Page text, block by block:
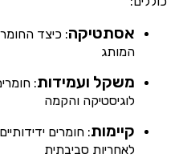
אסתטיקה: כיצד
המותג
משקל ועמידות:
לוגיסטיקה והקמה
קיימות: חומרים
לאחריות סביבתית